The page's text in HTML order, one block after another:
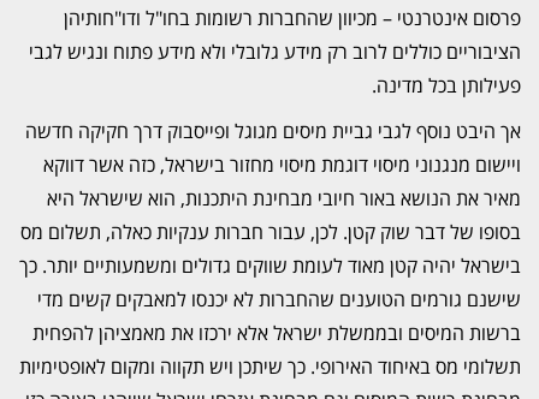
פרסום אינטרנטי – מכיוון שהחברות רשומות בחו"ל ודו"חותיהן
הציבוריים כוללים לרוב רק מידע גלובלי ולא מידע פתוח ונגיש לגבי
פעילותן בכל מדינה.
אך היבט נוסף לגבי גביית מיסים מגוגל ופייסבוק דרך חקיקה חדשה
ויישום מנגנוני מיסוי דוגמת מיסוי מחזור בישראל, כזה אשר דווקא
מאיר את הנושא באור חיובי מבחינת היתכנות, הוא שישראל היא
בסופו של דבר שוק קטן. לכן, עבור חברות ענקיות כאלה, תשלום מס
בישראל יהיה קטן מאוד לעומת שווקים גדולים ומשמעותיים יותר. כך
שישנם גורמים הטוענים שהחברות לא יכנסו למאבקים קשים מדי
ברשות המיסים ובממשלת ישראל אלא ירכזו את מאמציהן להפחית
תשלומי מס באיחוד האירופי. כך שיתכן ויש תקווה ומקום לאופטימיות